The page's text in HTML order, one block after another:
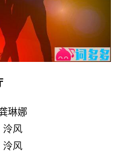
琳娜
泠风
泠风